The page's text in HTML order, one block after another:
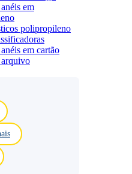
em
polipropileno
em cartão
arquivo